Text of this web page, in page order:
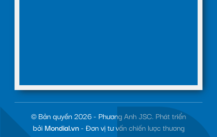
© Bản quyền 2026 - Phương Anh JSC. Phát triển
bởi Mondial.vn- Đơn vị tư vấn chiến lược thương